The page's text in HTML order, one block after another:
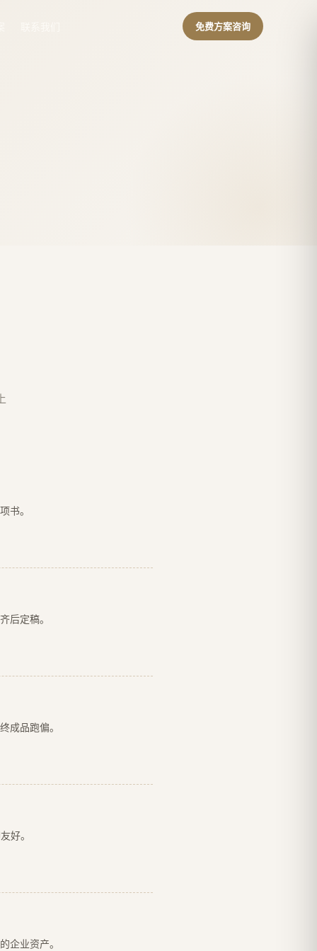
免费方案咨询
书。
后定稿。
成品跑偏。
好。
企业资产。